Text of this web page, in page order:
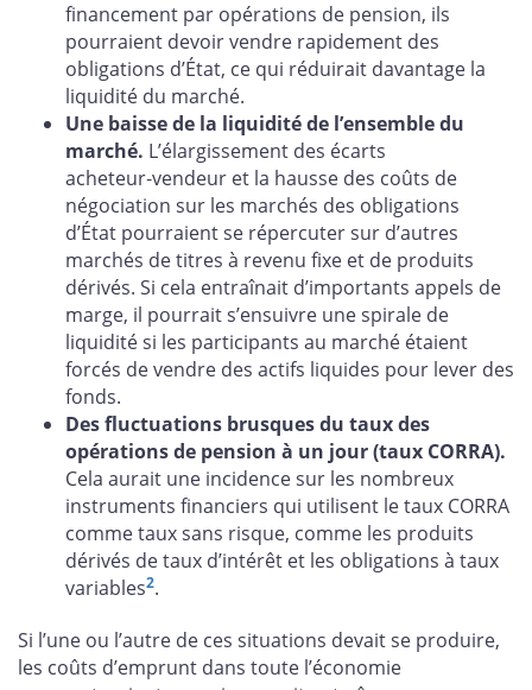
financement par opérations de pension, ils
pourraient devoir vendre rapidement des
obligations d’État, ce qui réduirait davantage la
liquidité du marché.
Une baisse de la liquidité de l’ensemble du
marché. L’élargissement des écarts
acheteur‑vendeur et la hausse des coûts de
négociation sur les marchés des obligations
d’État pourraient se répercuter sur d’autres
marchés de titres à revenu fixe et de produits
dérivés. Si cela entraînait d’importants appels de
marge, il pourrait s’ensuivre une spirale de
liquidité si les participants au marché étaient
forcés de vendre des actifs liquides pour lever des
fonds.
Des fluctuations brusques du taux des
opérations de pension à un jour (taux CORRA).
Cela aurait une incidence sur les nombreux
instruments financiers qui utilisent le taux CORRA
comme taux sans risque, comme les produits
dérivés de taux d’intérêt et les obligations à taux
variables2.
Si l’une ou l’autre de ces situations devait se produire,
les coûts d’emprunt dans toute l’économie